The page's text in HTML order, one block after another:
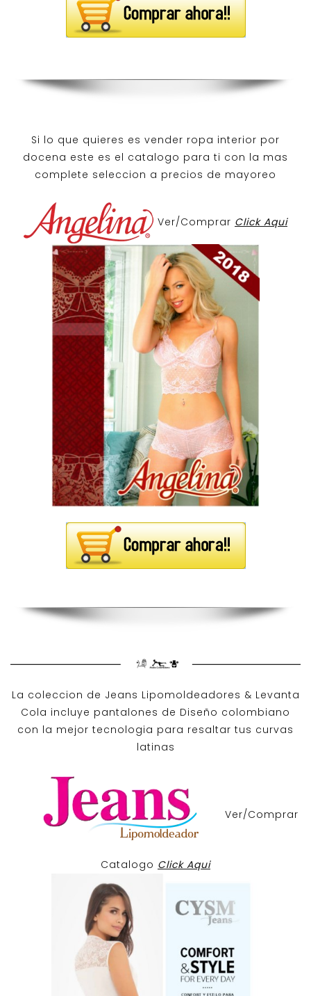
Si lo que quieres es vender ropa interior por
docena este es el catalogo para ti con la mas
complete seleccion a precios de mayoreo
Ver/Comprar Click Aqui
La coleccion de Jeans Lipomoldeadores & Levanta
Cola incluye pantalones de Diseño colombiano
con la mejor tecnologia para resaltar tus curvas
latinas
Ver/Comprar
Catalogo Click Aqui